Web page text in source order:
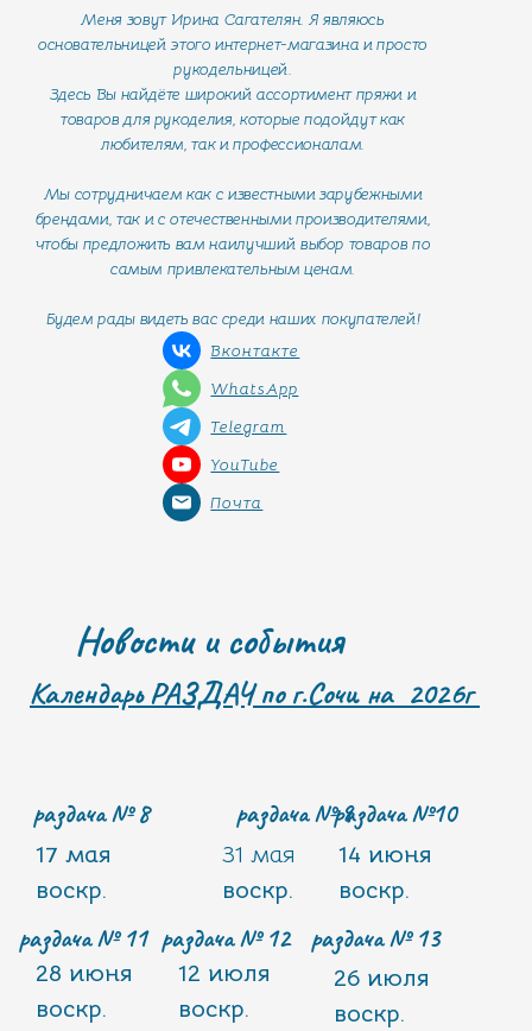
Вконтакте
WhatsApp
Telegram
YouTube
Почта
Меня зовут Ирина Сагателян. Я являюсь
основательницей этого интернет-магазина и просто
рукодельницей.
Здесь Вы найдёте широкий ассортимент пряжи и
товаров для рукоделия, которые подойдут как
любителям, так и профессионалам.
Мы сотрудничаем как с известными зарубежными
брендами, так и с отечественными производителями,
чтобы предложить вам наилучший выбор товаров по
самым привлекательным ценам.
Будем рады видеть вас среди наших покупателей!
раздача № 13
раздача № 12
раздача № 11
раздача №10
раздача № 9
раздача № 8
26 июля
воскр.
12 июля
воскр.
28 июня
воскр.
14 июня
воскр.
31 мая
воскр.
17 мая
воскр.
Календарь РАЗДАЧ по г.Сочи на 2026г
Новости и события